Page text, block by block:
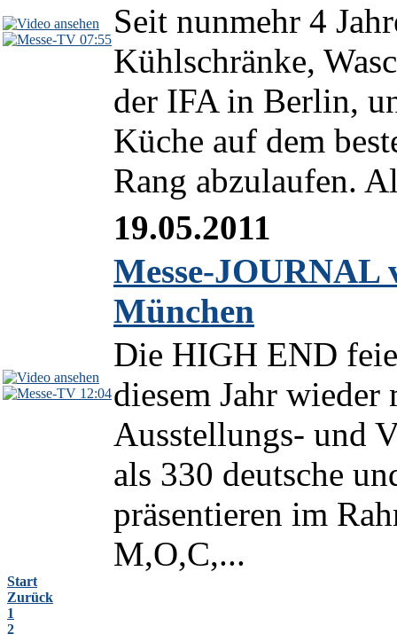
07:55 Seit nunmehr 4
Kühlschränke,
der IFA in Berlin,
Küche auf dem
Rang abzulaufen.
12:04
19.05.2011
Messe-JOURNAL
München
Die HIGH END
diesem Jahr wieder
Ausstellungs- und
als 330 deutsche
präsentieren im
M,O,C,...
Start
Zurück
1
2